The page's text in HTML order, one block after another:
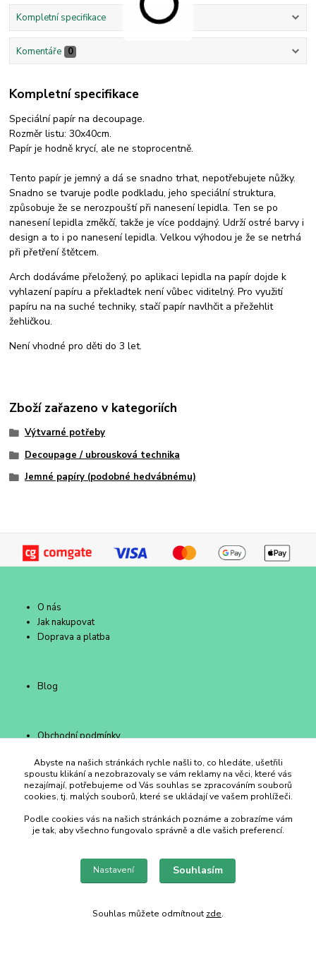
Kompletní specifikace
Komentáře 0
Kompletní specifikace
Speciální papír na decoupage.
Rozměr listu: 30x40cm.
Papír je hodně krycí, ale ne stoprocentně.
Tento papír je jemný a dá se snadno trhat, nepotřebujete nůžky.
Snadno se tvaruje podle podkladu, jeho speciální struktura,
způsobuje že se nerozpouští při nanesení lepidla. Ten se po
nanesení lepidla změkčí, takže je více poddajný. Udrží ostré barvy i
design a to i po nanesení lepidla. Velkou výhodou je že se netrhá
při přetření štětcem.
Arch dodáváme přeložený, po aplikaci lepidla na papír dojde k
vyhlazení papíru a překladtek není vůbec viditelný. Pro využití
papíru na na suché techniky, stačí papír navlhčit a přežehlit
žehličkou.
Není vhodné pro děti do 3 let.
Zboží zařazeno v kategoriích
Výtvarné potřeby
Decoupage / ubrousková technika
Jemné papíry (podobné hedvábnému)
O nás
Jak nakupovat
Doprava a platba
Blog
Obchodní podmínky
Duhový Ateliér Kroměříž
duhovyatelier@email.cz
Abyste na našich stránkách rychle našli to, co hledáte, ušetřili
spoustu klikání a nezobrazovaly se vám reklamy na věci, které vás
nezajímají, potřebujeme od Vás souhlas se zpracováním souborů
cookies, tj. malých souborů, které se ukládají ve vašem prohlížeči.
Podle cookies vás na našich stránkách poznáme a zobrazíme vám
je tak, aby všechno fungovalo správně a dle vašich preferencí.
Nastavení Souhlasím
Souhlas můžete odmítnout zde.